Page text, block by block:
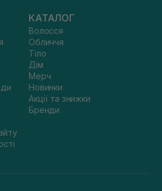
КАТАЛОГ
Волосся
Обличчя
Тіло
Дім
Мерч
Новинки
Акції та знижки
Бренди